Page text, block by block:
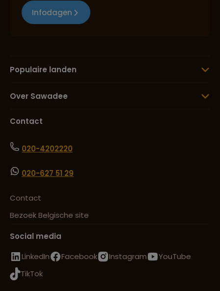
Infodagen
Populaire landen
Over Sawadee
Contact
020-4202220
020-627 51 29
Contact
Bezoek Belgische site
Social media
LinkedIn
Facebook Instagram
YouTube
TikTok